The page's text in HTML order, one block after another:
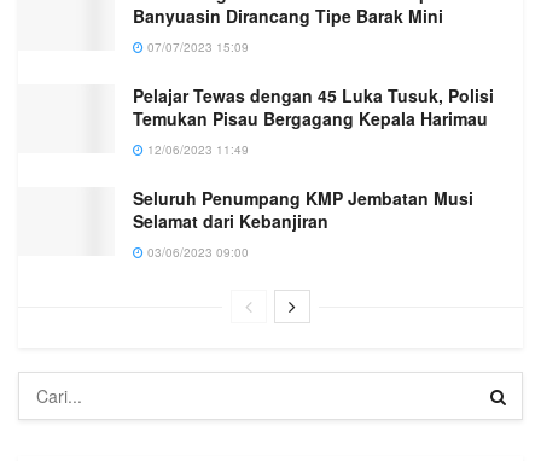
Banyuasin Dirancang Tipe Barak Mini
07/07/2023 15:09
Pelajar Tewas dengan 45 Luka Tusuk, Polisi
Temukan Pisau Bergagang Kepala Harimau
12/06/2023 11:49
Seluruh Penumpang KMP Jembatan Musi
Selamat dari Kebanjiran
03/06/2023 09:00